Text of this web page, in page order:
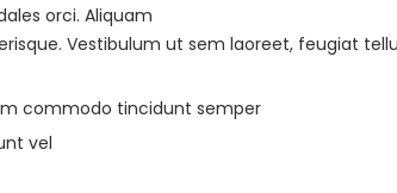
orci. Aliquam
Vestibulum ut sem laoreet, feugiat
commodo tincidunt semper
vel